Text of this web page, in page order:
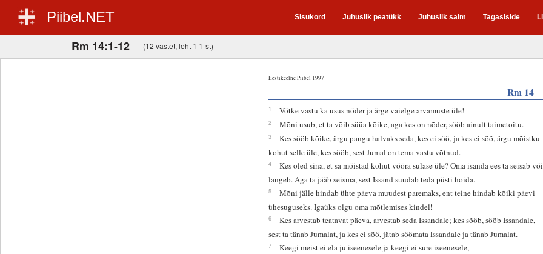
Piibel.NET Sisukord Juhuslik peatükk Juhuslik salm Tagasiside
Rm 14:1-12 (12 vastet, leht 1 1-st)
Eestikeelne Piibel 1997
Rm 14
1 Võtke vastu ka usus nõder ja ärge vaielge arvamuste üle!
2 Mõni usub, et ta võib süüa kõike, aga kes on nõder, sööb ainult taimetoitu.
3
Kes sööb kõike, ärgu pangu halvaks seda, kes ei söö, ja kes ei söö, ärgu mõistku
kohut selle üle, kes sööb, sest Jumal on tema vastu võtnud.
4
Kes oled sina, et sa mõistad kohut võõra sulase üle? Oma isanda ees ta seisab või
langeb. Aga ta jääb seisma, sest Issand suudab teda püsti hoida.
5
Mõni jälle hindab ühte päeva muudest paremaks, ent teine hindab kõiki päevi
ühesuguseks. Igaüks olgu oma mõtlemises kindel!
6
Kes arvestab teatavat päeva, arvestab seda Issandale; kes sööb, sööb Issandale,
sest ta tänab Jumalat, ja kes ei söö, jätab söömata Issandale ja tänab Jumalat.
7 Keegi meist ei ela ju iseenesele ja keegi ei sure iseenesele,